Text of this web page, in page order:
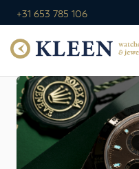
+31 653 785 106